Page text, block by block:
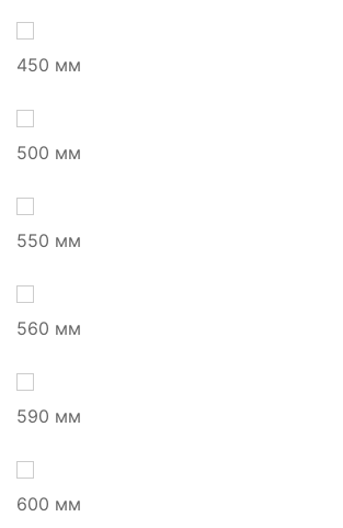
450 мм
500 мм
550 мм
560 мм
590 мм
600 мм